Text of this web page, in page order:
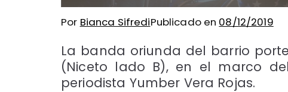
Por Bianca SifrediPublicado en 08/12/2019
La banda oriunda del barrio
(Niceto lado B), en el marco
periodista Yumber Vera Rojas.